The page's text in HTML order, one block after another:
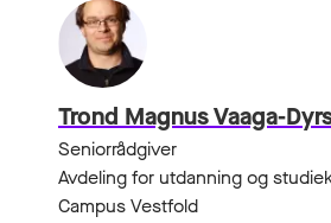
Trond Magnus Vaaga-
Seniorrådgiver
Avdeling for utdanning og
Campus Vestfold